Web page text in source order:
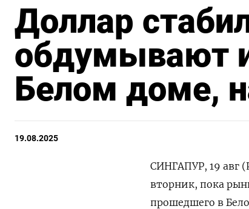
Доллар
обдумывают
Белом доме,
19.08.2025
СИНГАПУР, 19 авг
вторник, пока
прошедшего в